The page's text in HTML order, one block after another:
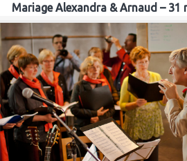
Mariage Alexandra & Arnaud – 31